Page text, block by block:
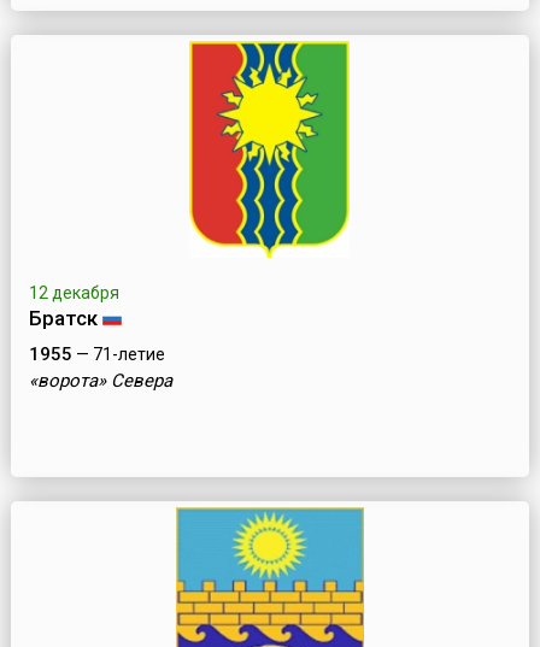
12 декабря
Братск
1955 — 71-летие
«ворота» Севера